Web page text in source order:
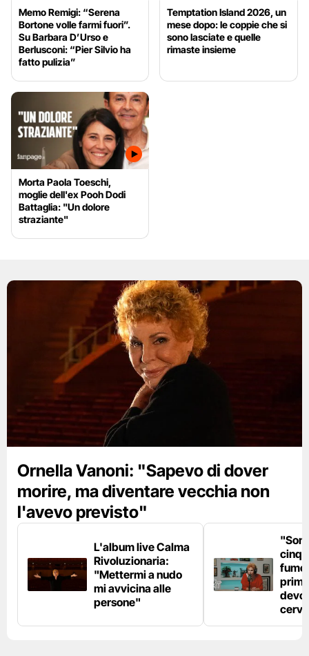
Memo Remigi: “Serena
Bortone volle farmi fuori”.
Su Barbara D’Urso e
Berlusconi: “Pier Silvio ha
fatto pulizia”
Temptation Island 2026, un
mese dopo: le coppie che si
sono lasciate e quelle
rimaste insieme
Morta Paola Toeschi,
moglie dell'ex Pooh Dodi
Battaglia: "Un dolore
straziante"
Ornella Vanoni: "Sapevo di dover
morire, ma diventare vecchia non
l'avevo previsto"
L'album live Calma
Rivoluzionaria:
"Mettermi a nudo
mi avvicina alle
persone"
fumo
devo